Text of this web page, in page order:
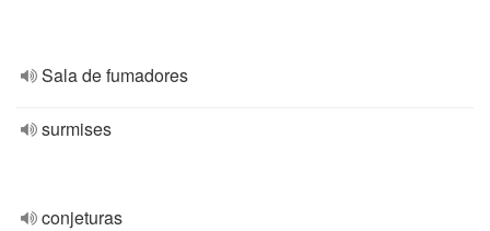
Sala de fumadores
surmises
conjeturas